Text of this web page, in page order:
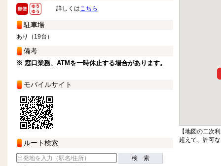
詳しくはこちら
駐車場
あり（19台）
備考
※ 窓口業務、ATMを一時休止する場合があります。
モバイルサイト
ルート検索
検 索
【地図の二次
超えて、許可